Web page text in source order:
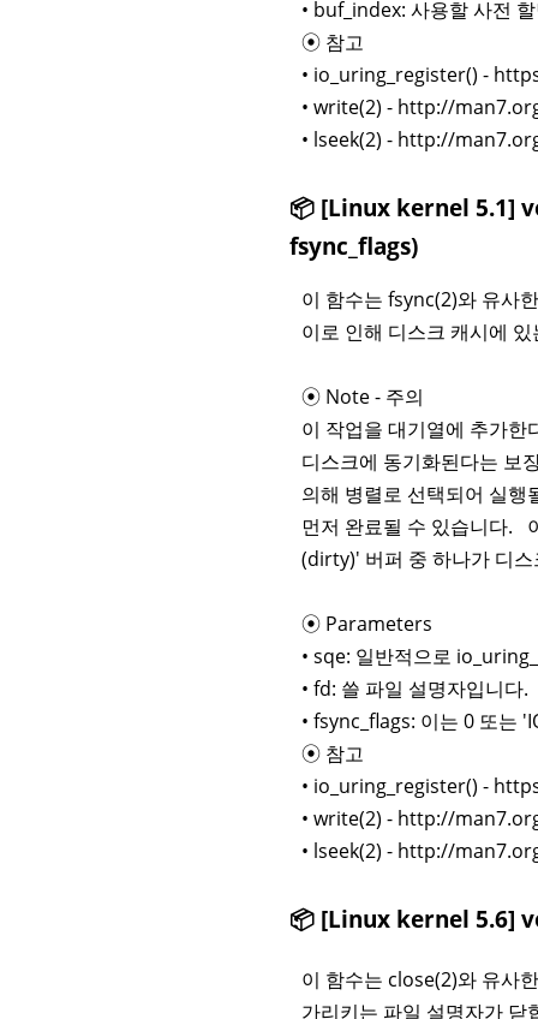
• buf_index: 사용할 사전
⦿ 참고
• io_uring_register() -
• write(2) - http://
• lseek(2) - http://
📦 [Linux kernel 5.1]
fsync_flags)
이 함수는 fsync(2)와 유사
이로 인해 디스크 캐시에
⦿ Note - 주의
이 작업을 대기열에 추가한
디스크에 동기화된다는 보
의해 병렬로 선택되어 실
먼저 완료될 수 있습니다.
(dirty)' 버퍼 중 하나가 디
⦿ Parameters
• sqe: 일반적으로
• fd: 쓸 파일 설명자입니다.
• fsync_flags: 이는 0 또는
⦿ 참고
• io_uring_register() -
• write(2) - http://
• lseek(2) - http://
📦 [Linux kernel 5.6]
이 함수는 close(2)와 유사
가리키는 파일 설명자가 닫